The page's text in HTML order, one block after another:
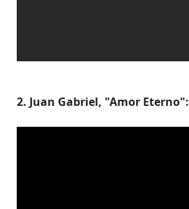
2. Juan Gabriel, "Amor Eterno":